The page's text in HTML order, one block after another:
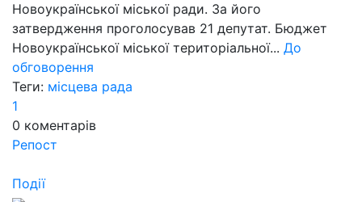
Новоукраїнської міської ради. За його
затвердження проголосував 21 депутат. Бюджет
Новоукраїнської міської територіальної... До
обговорення
Теги: місцева рада
1
0 коментарів
Репост
Події